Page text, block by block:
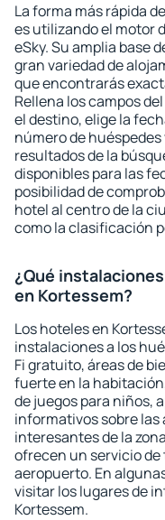
La forma más rápida
es utilizando el motor
eSky. Su amplia base
gran variedad de
que encontrarás
Rellena los campos
el destino, elige la
número de
resultados de la
disponibles para las
posibilidad de
hotel al centro de la
como la clasificación
¿Qué
en Kortessem?
Los hoteles en
instalaciones a los
Fi gratuito, áreas de
fuerte en la
de juegos para niños,
informativos sobre
interesantes de la
ofrecen un servicio de
aeropuerto. En
visitar los lugares de
Kortessem.